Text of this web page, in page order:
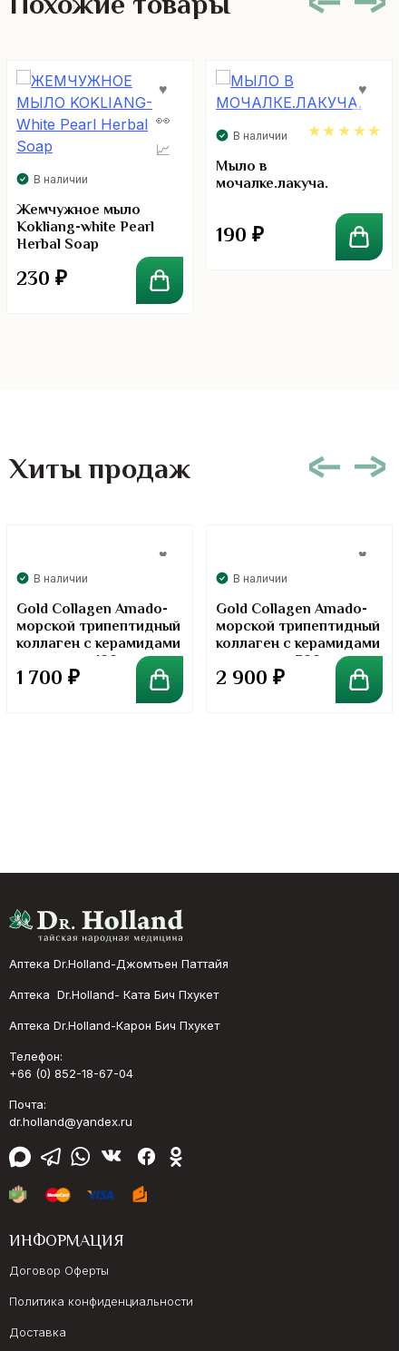
В наличии
Жемчужное мыло
Kokliang-white Pearl
Herbal Soap
230 ₽
В наличии
Мыло в
мочалке.лакуча.
190 ₽
Хиты продаж
В наличии
Gold Collagen Amado-
морской трипептидный
коллаген с керамидами
в порошке. 100 грамм
1 700 ₽
В наличии
Gold Collagen Amado-
морской трипептидный
коллаген с керамидами
в порошке. 300 грамм
2 900 ₽
Аптека Dr.Holland-Джомтьен Паттайя
Аптека Dr.Holland- Ката Бич Пхукет
Аптека Dr.Holland-Карон Бич Пхукет
Телефон:
+66 (0) 852-18-67-04
Почта:
dr.holland@yandex.ru
ИНФОРМАЦИЯ
Договор Оферты
Политика конфиденциальности
Доставка